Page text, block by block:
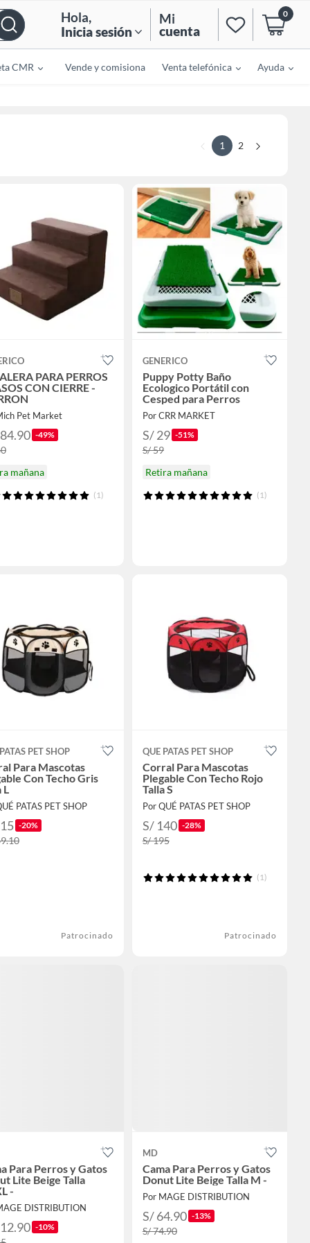
Hola,
Inicia sesión
Mi
cuenta
0
CMR Vende y comisiona Venta telefónica Ayuda
1 2
PARA PERROS
CON CIERRE -
Pet Market
-49%
mañana
(1)
GENERICO
Puppy Potty Baño
Ecologico Portátil con
Cesped para Perros
Por CRR MARKET
S/ 29 -51%
S/ 59
Retira mañana
(1)
PET SHOP
Para Mascotas
Con Techo Gris
L
PATAS PET SHOP
-20%
Patrocinado
QUE PATAS PET SHOP
Corral Para Mascotas
Plegable Con Techo Rojo
Talla S
Por QUÉ PATAS PET SHOP
S/ 140 -28%
S/ 195
(1)
Patrocinado
Para Perros y Gatos
Lite Beige Talla
-
DISTRIBUTION
-10%
MD
Cama Para Perros y Gatos
Donut Lite Beige Talla M -
Por MAGE DISTRIBUTION
S/ 64.90 -13%
S/ 74.90